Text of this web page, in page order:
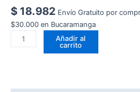
$ 18.982 Envío Gratuito por
$30.000 en Bucaramanga
Añadir al
carrito